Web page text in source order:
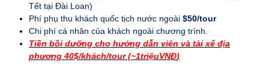
Tết tại Đài Loan)
Phí phụ thu khách quốc tịch nước ngoài $50/tour
Chi phí cá nhân của khách ngoài chương trình.
Tiền bồi dưỡng cho hướng dẫn viên và tài xế địa
phương 40$/khách/tour (~1triệuVNĐ)